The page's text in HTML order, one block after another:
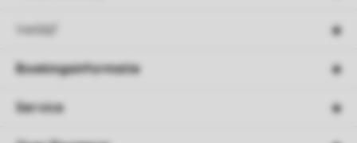
Verblijf
Boekingsinformatie
Service